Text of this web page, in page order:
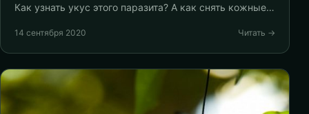
Как узнать укус этого паразита? А как снять кожные…
14 сентября 2020 Читать →